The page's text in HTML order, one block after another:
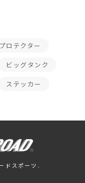
ロテクター
ビッグタンク
ステッカー
ドスポーツ.